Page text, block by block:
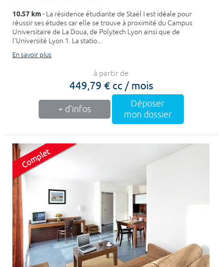
10.57 km- La résidence étudiante de Staël I est idéale pour
réussir ses études car elle se trouve à proximité du Campus
Universitaire de La Doua, de Polytech Lyon ainsi que de
l’Université Lyon 1. La statio...
En savoir plus
à partir de
449,79 € cc / mois
+ d'infos
Déposer
mon dossier